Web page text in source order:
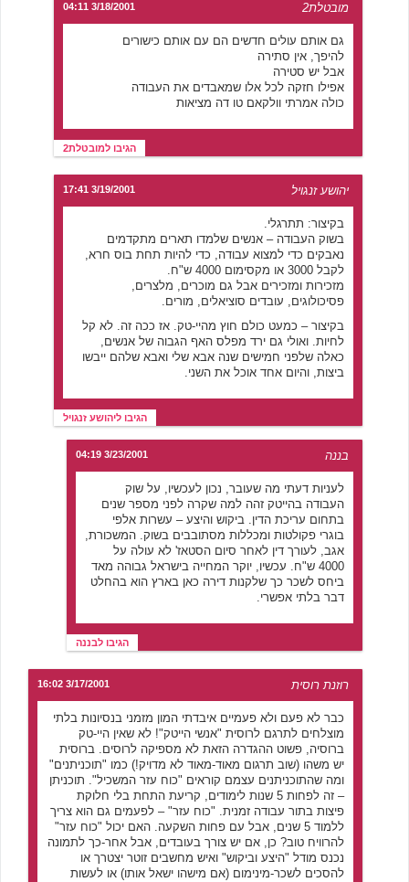
מובטלת2 3/18/2001 04:11
גם אותם עולים חדשים הם עם אותם כישורים
להיפך, אין סתירה
אבל יש סטירה
אפילו חזקה לכל אלו שמאבדים את העבודה
כולה אמרתי וולקאם טו דה מציאות
הגיבו למובטלת2
יהושע זנגויל 3/19/2001 17:41
בקיצור: תתרגלי.
בשוק העבודה – אנשים שלמדו תארים מתקדמים
נאבקים כדי למצוא עבודה, כדי להיות תחת בוס חרא,
לקבל 3000 או מקסימום 4000 ש"ח.
מזכירות ומזכירים אבל גם מוכרים, מלצרים,
פסיכולוגים, עובדים סוציאלים, מורים.
בקיצור – כמעט כולם חוץ מהיי-טק. אז ככה זה. לא קל
לחיות. ואולי גם ירד מפלס האף הגבוה של אנשים,
כאלה שלפני חמישים שנה אבא שלי ואבא שלהם ייבשו
ביצות, והיום אחד אוכל את השני.
הגיבו ליהושע זנגויל
בננה 3/23/2001 04:19
לעניות דעתי מה שעובר, נכון לעכשיו, על שוק
העבודה בהייטק זהה למה שקרה לפני מספר שנים
בתחום עריכת הדין. ביקוש והיצע – עשרות אלפי
בוגרי פקולטות ומכללות מסתובבים בשוק. המשכורת,
אגב, לעורך דין לאחר סיום הסטאז' לא עולה על
4000 ש"ח. עכשיו, יוקר המחייה בישראל גבוהה מאד
ביחס לשכר כך שלקנות דירה כאן בארץ הוא בהחלט
דבר בלתי אפשרי.
הגיבו לבננה
רוזנת רוסית 3/17/2001 16:02
כבר לא פעם ולא פעמיים איבדתי המון מזמני בנסיונות בלתי
מוצלחים לתרגם לרוסית "אנשי הייטק"! לא שאין היי-טק
ברוסיה, פשוט ההגדרה הזאת לא מספיקה לרוסים. ברוסית
יש משהו (שוב תרגום מאוד-מאוד לא מדויק!) כמו "תוכניתנים"
ומה שהתוכניתנים עצמם קוראים "כוח עזר המשכיל". תוכניתן
– זה לפחות 5 שנות לימודים, קריעת התחת בלי חלוקת
פיצות בתור עבודה זמנית. "כוח עזר" – לפעמים גם הוא צריך
ללמוד 5 שנים, אבל עם פחות השקעה. האם יכול "כוח עזר"
להרוויח טוב? כן, אם יש צורך בעובדים, אבל אחר-כך לתמונה
נכנס מודל "היצע וביקוש" ואיש מחשבים זוטר יצטרך או
להסכים לשכר-מינימום (אם מישהו ישאל אותו) או לעשות